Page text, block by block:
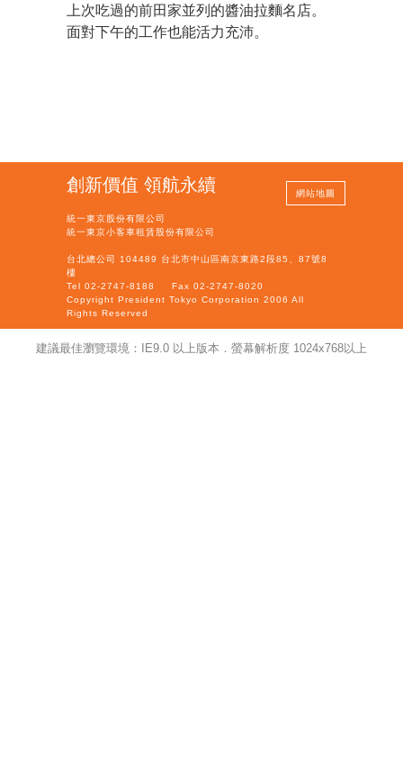
上次吃過的前田家並列的醬油拉麵名店。
面對下午的工作也能活力充沛。
創新價值 領航永續
統一東京股份有限公司
統一東京小客車租賃股份有限公司
台北總公司 104489 台北市中山區南京東路2段85、87號8
樓
Tel 02-2747-8188
Fax 02-2747-8020
Copyright President Tokyo Corporation 2006 All
Rights Reserved
網站地圖
建議最佳瀏覽環境：IE9.0 以上版本．螢幕解析度 1024x768以上